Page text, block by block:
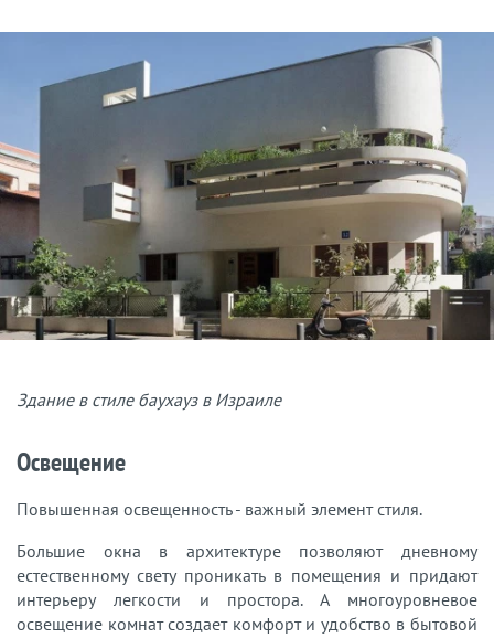
Здание в стиле баухауз в Израиле
Освещение
Повышенная освещенность - важный элемент стиля.
Большие окна в архитектуре позволяют дневному
естественному свету проникать в помещения и придают
интерьеру легкости и простора. А многоуровневое
освещение комнат создает комфорт и удобство в бытовой